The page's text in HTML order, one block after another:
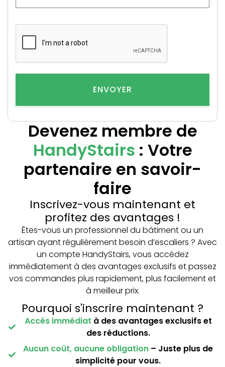
ENVOYER
Devenez membre de
HandyStairs : Votre
partenaire en savoir-
faire
Inscrivez-vous maintenant et
profitez des avantages !
Êtes-vous un professionnel du bâtiment ou un
artisan ayant régulièrement besoin d’escaliers ? Avec
un compte HandyStairs, vous accédez
immédiatement à des avantages exclusifs et passez
vos commandes plus rapidement, plus facilement et
à meilleur prix.
Pourquoi s'inscrire maintenant ?
Accès immédiat à des avantages exclusifs et
des réductions.
Aucun coût, aucune obligation – Juste plus de
simplicité pour vous.